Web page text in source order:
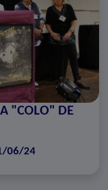
"COLO" DE
06/24